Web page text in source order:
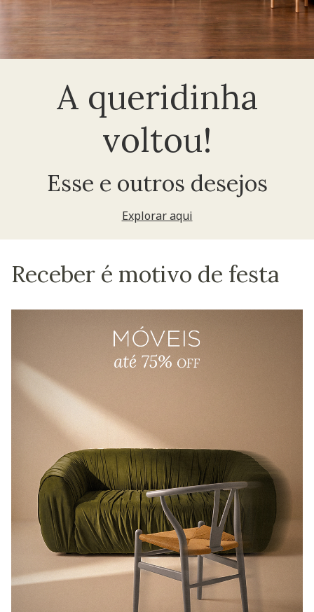
A queridinha
voltou!
Esse e outros desejos
Explorar aqui
Receber é motivo de festa